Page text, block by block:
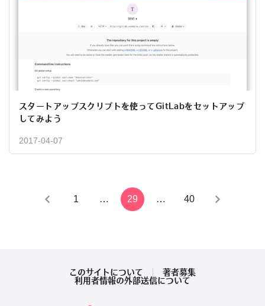
スタートアップスクリプトを使ってGitLabをセットアップ
してみよう
2017-04-07
1 … 29 … 40
このサイトについて
著者募集
利用者情報の外部送信について